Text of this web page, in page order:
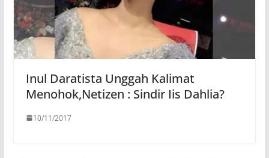
Inul Daratista Unggah Kalimat
Menohok,Netizen : Sindir Iis Dahlia?
10/11/2017